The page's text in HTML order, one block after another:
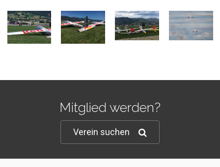
Mitglied werden?
Verein suchen